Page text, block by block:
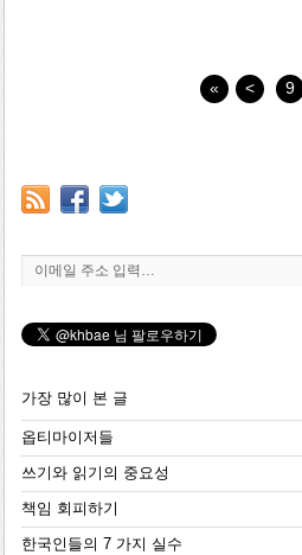
« < 9
이메일 주소 입력…
가장 많이 본 글
옵티마이저들
쓰기와 읽기의 중요성
책임 회피하기
한국인들의 7 가지 실수